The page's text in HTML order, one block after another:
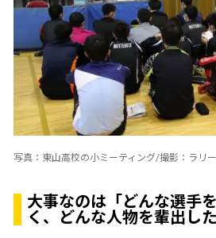
写真：東山高校の小ミーティング/撮影：ラリ
大事なのは「どんな選手
く、どんな人物を輩出した